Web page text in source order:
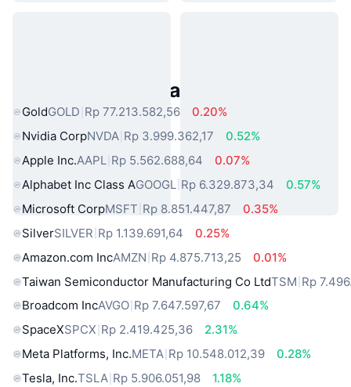
Aset Dunia Nyata Populer
GoldGOLD Rp 77.213.582,56
0.20%
Nvidia CorpNVDA Rp 3.999.362,17
0.52%
Apple Inc.AAPL Rp 5.562.688,64
0.07%
Alphabet Inc Class AGOOGL Rp 6.329.873,34
0.57%
Microsoft CorpMSFT Rp 8.851.447,87
0.35%
SilverSILVER Rp 1.139.691,64
0.25%
Amazon.com IncAMZN Rp 4.875.713,25
0.01%
Taiwan Semiconductor Manufacturing Co LtdTSM Rp
Broadcom IncAVGO Rp 7.647.597,67
0.64%
SpaceXSPCX Rp 2.419.425,36
2.31%
Meta Platforms, Inc.META Rp 10.548.012,39
0.28%
Tesla, Inc.TSLA Rp 5.906.051,98
1.18%